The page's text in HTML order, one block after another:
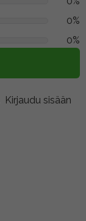
0%
0%
Kirjaudu sisään